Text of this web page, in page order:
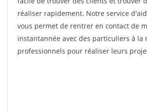
réaliser rapidement. Notre service
vous permet de rentrer en contact de
instantannée avec des particuliers à la
professionnels pour réaliser leurs